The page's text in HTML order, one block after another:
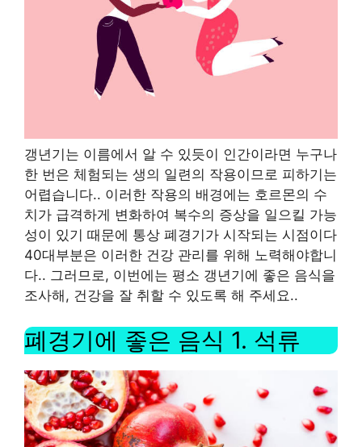
갱년기는 이름에서 알 수 있듯이 인간이라면 누구나
한 번은 체험되는 생의 일련의 작용이므로 피하기는
어렵습니다.. 이러한 작용의 배경에는 호르몬의 수
치가 급격하게 변화하여 복수의 증상을 일으킬 가능
성이 있기 때문에 통상 폐경기가 시작되는 시점이다
40대부분은 이러한 건강 관리를 위해 노력해야합니
다.. 그러므로, 이번에는 평소 갱년기에 좋은 음식을
조사해, 건강을 잘 취할 수 있도록 해 주세요..
폐경기에 좋은 음식 1. 석류